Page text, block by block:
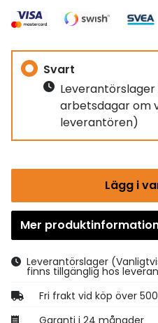
Svart
Leverantörslager
arbetsdagar om
leverantören)
Lägg i
Gå till
Mer
Leverantörslager
finns tillgänglig hos
Fri frakt vid köp över
Garanti i 24 månader